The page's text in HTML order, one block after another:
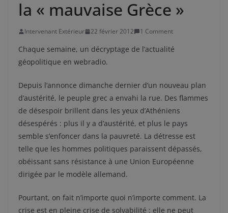
la « mauvaise Grèce »
Intervenant Extérieur 22 février 2012 1 Comment
Chaque semaine, un décryptage de l’actualité
géopolitique en webradio.
Depuis l’annonce dimanche dernier d’un nouveau plan
d’austérité, le peuple grec a envahi la rue. Des flammes
de désespoir brillent dans les yeux d’Athéniens
désespérés : plus il y a d’austérité, et plus le pays
semble s’enfoncer dans la pauvreté. La détresse est
telle que les hommes politiques paraissent dépassés,
obéissant sans résistance à une Union Européenne
dirigée par le modèle allemand.
Pourtant, on fait n’importe quoi n’importe comment. La
crise est en pleine crise de solvabilité : elle ne peut